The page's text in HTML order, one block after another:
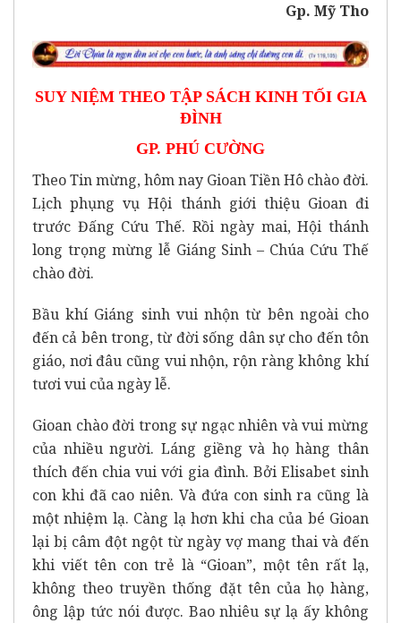
Gp. Mỹ Tho
SUY NIỆM THEO TẬP SÁCH KINH TỐI GIA
ĐÌNH
GP. PHÚ CƯỜNG
Theo Tin mừng, hôm nay Gioan Tiền Hô chào đời.
Lịch phụng vụ Hội thánh giới thiệu Gioan đi
trước Đấng Cứu Thế. Rồi ngày mai, Hội thánh
long trọng mừng lễ Giáng Sinh – Chúa Cứu Thế
chào đời.
Bầu khí Giáng sinh vui nhộn từ bên ngoài cho
đến cả bên trong, từ đời sống dân sự cho đến tôn
giáo, nơi đâu cũng vui nhộn, rộn ràng không khí
tươi vui của ngày lễ.
Gioan chào đời trong sự ngạc nhiên và vui mừng
của nhiều người. Láng giềng và họ hàng thân
thích đến chia vui với gia đình. Bởi Elisabet sinh
con khi đã cao niên. Và đứa con sinh ra cũng là
một nhiệm lạ. Càng lạ hơn khi cha của bé Gioan
lại bị câm đột ngột từ ngày vợ mang thai và đến
khi viết tên con trẻ là “Gioan”, một tên rất lạ,
không theo truyền thống đặt tên của họ hàng,
ông lập tức nói được. Bao nhiêu sự lạ ấy không